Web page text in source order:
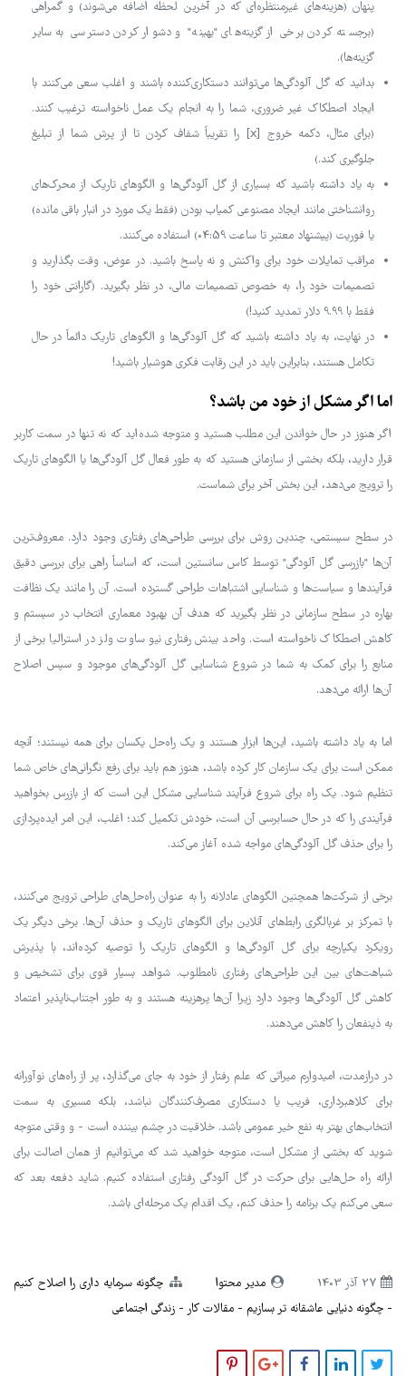
پنهان (هزینه‌های غیرمنتظره‌ای که در آخرین لحظه اضافه می‌شوند) و گمراهی
(برجسته کردن برخی از گزینه‌های "بهینه" و دشوار کردن دسترسی به سایر
گزینه‌ها).
بدانید که گل آلودگی‌ها می‌توانند دستکاری‌کننده باشند و اغلب سعی می‌کنند با
ایجاد اصطکاک غیر ضروری، شما را به انجام یک عمل ناخواسته ترغیب کنند.
(برای مثال، دکمه خروج [x] را تقریباً شفاف کردن تا از پرش شما از تبلیغ
جلوگیری کند.)
به یاد داشته باشید که بسیاری از گل آلودگی‌ها و الگوهای تاریک از محرک‌های
روانشناختی مانند ایجاد مصنوعی کمیاب بودن (فقط یک مورد در انبار باقی مانده)
یا فوریت (پیشنهاد معتبر تا ساعت 04:59) استفاده می‌کنند.
مراقب تمایلات خود برای واکنش و نه پاسخ باشید. در عوض، وقت بگذارید و
تصمیمات خود را، به خصوص تصمیمات مالی، در نظر بگیرید. (گارانتی خود را
فقط با 9.99 دلار تمدید کنید!)
در نهایت، به یاد داشته باشید که گل آلودگی‌ها و الگوهای تاریک دائماً در حال
تکامل هستند، بنابراین باید در این رقابت فکری هوشیار باشید!
اما اگر مشکل از خود من باشد؟
اگر هنوز در حال خواندن این مطلب هستید و متوجه شده‌اید که نه تنها در سمت کاربر
قرار دارید، بلکه بخشی از سازمانی هستید که به طور فعال گل آلودگی‌ها یا الگوهای تاریک
را ترویج می‌دهد، این بخش آخر برای شماست.
در سطح سیستمی، چندین روش برای بررسی طراحی‌های رفتاری وجود دارد. معروف‌ترین
آن‌ها "بازرسی گل آلودگی" توسط کاس سانستین است، که اساساً راهی برای بررسی دقیق
فرآیندها و سیاست‌ها و شناسایی اشتباهات طراحی گسترده است. آن را مانند یک نظافت
بهاره در سطح سازمانی در نظر بگیرید که هدف آن بهبود معماری انتخاب در سیستم و
کاهش اصطکاک ناخواسته است. واحد بینش رفتاری نیو ساوت ولز در استرالیا برخی از
منابع را برای کمک به شما در شروع شناسایی گل آلودگی‌های موجود و سپس اصلاح
آن‌ها ارائه می‌دهد.
اما به یاد داشته باشید، این‌ها ابزار هستند و یک راه‌حل یکسان برای همه نیستند؛ آنچه
ممکن است برای یک سازمان کار کرده باشد، هنوز هم باید برای رفع نگرانی‌های خاص شما
تنظیم شود. یک راه برای شروع فرآیند شناسایی مشکل این است که از بازرس بخواهید
فرآیندی را که در حال حسابرسی آن است، خودش تکمیل کند؛ اغلب، این امر ایده‌پردازی
را برای حذف گل آلودگی‌های مواجه شده آغاز می‌کند.
برخی از شرکت‌ها همچنین الگوهای عادلانه را به عنوان راه‌حل‌های طراحی ترویج می‌کنند،
با تمرکز بر غربالگری رابط‌های آنلاین برای الگوهای تاریک و حذف آن‌ها. برخی دیگر یک
رویکرد یکپارچه برای گل آلودگی‌ها و الگوهای تاریک را توصیه کرده‌اند، با پذیرش
شباهت‌های بین این طراحی‌های رفتاری نامطلوب. شواهد بسیار قوی برای تشخیص و
کاهش گل آلودگی‌ها وجود دارد زیرا آن‌ها پرهزینه هستند و به طور اجتناب‌ناپذیر اعتماد
به ذینفعان را کاهش می‌دهند.
در درازمدت، امیدوارم میراثی که علم رفتار از خود به جای می‌گذارد، پر از راه‌های نوآورانه
برای کلاهبرداری، فریب یا دستکاری مصرف‌کنندگان نباشد، بلکه مسیری به سمت
انتخاب‌های بهتر به نفع خیر عمومی باشد. خلاقیت در چشم بیننده است - و وقتی متوجه
شوید که بخشی از مشکل است، متوجه خواهید شد که می‌توانیم از همان اصالت برای
ارائه راه حل‌هایی برای حرکت در گل آلودگی رفتاری استفاده کنیم. شاید دفعه بعد که
سعی می‌کنم یک برنامه را حذف کنم، یک اقدام یک مرحله‌ای باشد.
27 آذر 1403 مدیر محتوا
چگونه سرمایه داری را اصلاح کنیم
چگونه دنیایی عاشقانه تر بسازیم
مقالات کار زندگی اجتماعی